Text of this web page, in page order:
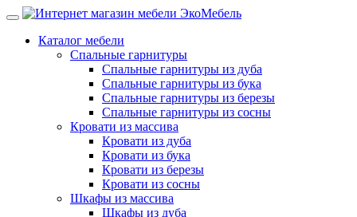
Каталог мебели
Спальные гарнитуры
Спальные гарнитуры из дуба
Спальные гарнитуры из бука
Спальные гарнитуры из березы
Спальные гарнитуры из сосны
Кровати из массива
Кровати из дуба
Кровати из бука
Кровати из березы
Кровати из сосны
Шкафы из массива
Шкафы из дуба